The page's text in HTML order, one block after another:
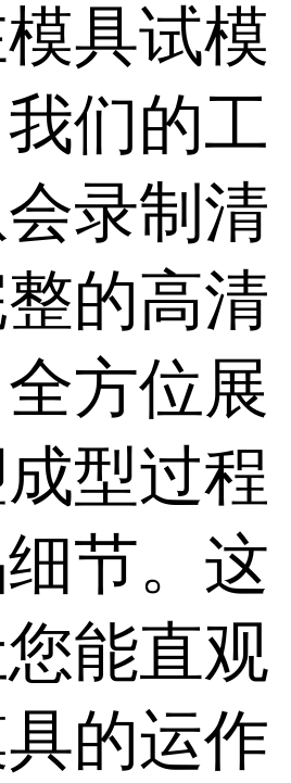
具试模
们的工
录制清
的高清
方位展
型过程
节。这
能直观
的运作